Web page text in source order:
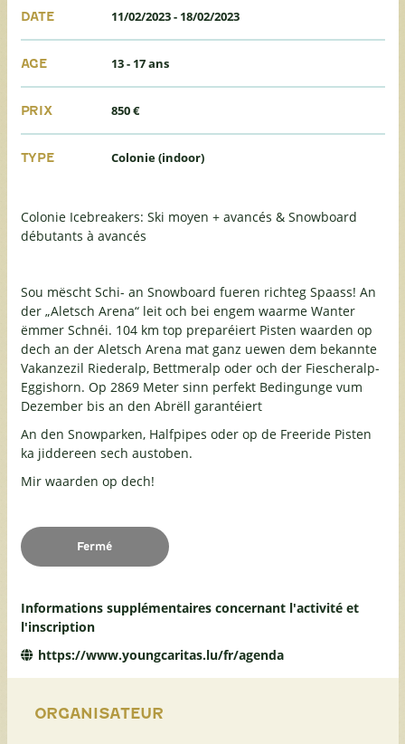
DATE 11/02/2023- 18/02/2023
AGE 13 - 17 ans
PRIX 850 €
TYPE Colonie (indoor)
Colonie Icebreakers: Ski moyen + avancés & Snowboard
débutants à avancés
Sou mëscht Schi- an Snowboard fueren richteg Spaass! An
der „Aletsch Arena“ leit och bei engem waarme Wanter
ëmmer Schnéi. 104 km top preparéiert Pisten waarden op
dech an der Aletsch Arena mat ganz uewen dem bekannte
Vakanzezil Riederalp, Bettmeralp oder och der Fiescheralp-
Eggishorn. Op 2869 Meter sinn perfekt Bedingunge vum
Dezember bis an den Abrëll garantéiert
An den Snowparken, Halfpipes oder op de Freeride Pisten
ka jiddereen sech austoben.
Mir waarden op dech!
Fermé
Informations supplémentaires concernant l'activité et
l'inscription
https://www.youngcaritas.lu/fr/agenda
ORGANISATEUR